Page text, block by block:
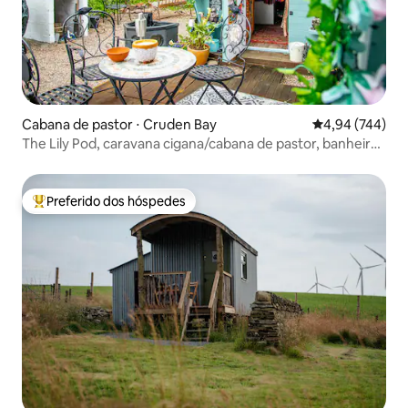
Cabana de pastor ⋅ Cruden Bay 4,94 de uma
4,94 (744)
The Lily Pod, caravana cigana/cabana de pastor, banheira
Entre os melhores preferidos dos hóspedes
Preferido dos hóspedes